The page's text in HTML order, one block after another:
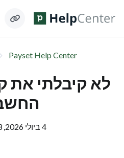
Payset Help Center
לא קיבלתי את
4 ביולי 2026, 21:23